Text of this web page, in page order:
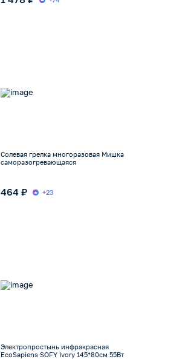
Солевая грелка многоразовая Мишка
саморазогревающаяся
464 ₽ +23
Электропростынь инфракрасная
EcoSapiens SOFY Ivory 145*80см 55Вт